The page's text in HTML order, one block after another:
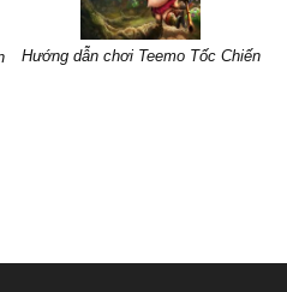
Hướng dẫn chơi Teemo Tốc Chiến